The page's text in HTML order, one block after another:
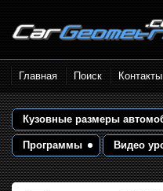
Размеры кузова
Контрольные точки и
размеры. Геометрия
Главная Поиск Контакты
Кузовные размеры
Программы Видео